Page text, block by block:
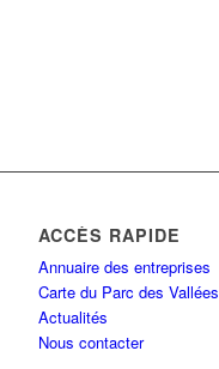
ACCÈS RAPIDE
Annuaire des entreprises
Carte du Parc des Vallées
Actualités
Nous contacter